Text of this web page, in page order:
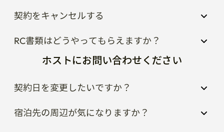
契約をキャンセルする
RC書類はどうやってもらえますか？
ホストにお問い合わせください
契約日を変更したいですか？
宿泊先の周辺が気になりますか？